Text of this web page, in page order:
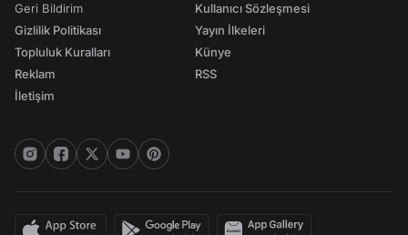
Geri Bildirim
Gizlilik Politikası
Topluluk Kuralları
Reklam
İletişim
Kullanıcı Sözleşmesi
Yayın İlkeleri
Künye
RSS